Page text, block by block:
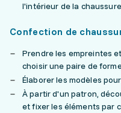
l'intérieur de la chaussure
Confection de
Prendre les empreintes
choisir une paire de
Élaborer les modèles
À partir d'un patron,
et fixer les éléments par